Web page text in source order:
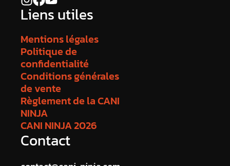
Liens utiles
Mentions légales
Politique de
confidentialité
Conditions générales
de vente
Règlement de la CANI
NINJA
CANI NINJA 2026
Contact